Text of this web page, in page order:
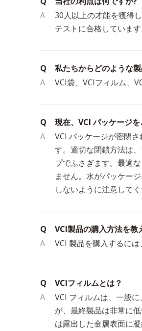
A
30人以上の才能を獲得
テストに合格しています
Q
私たちからどのような
A
VCI袋、VCIフィルム、
Q
現在、VCI パッケージ
A
VCI パッケージが密閉
す。適切な閉鎖方法は
プでふさぎます。最適
ません。水がパッケー
しないように注意してく
Q
VCI製品の購入方法を教
A
VCI 製品を購入するに
Q
VCIフィルムとは？
A
VCI フィルムは、一般
が、最終製品は非常に
は露出した金属表面に